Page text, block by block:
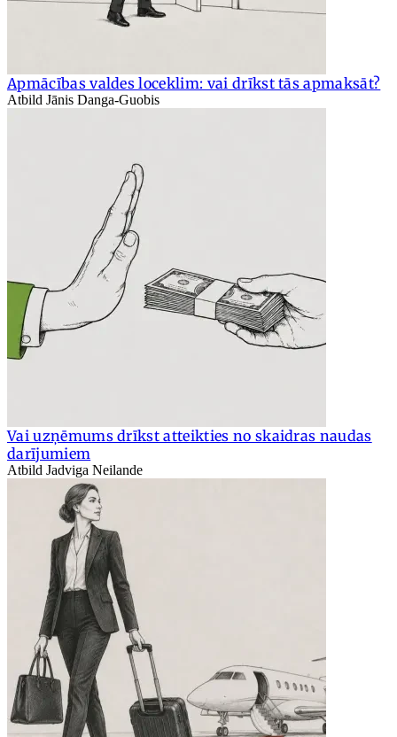
Apmācības valdes loceklim: vai drīkst tās apmaksāt?
Atbild Jānis Danga-Guobis
Vai uzņēmums drīkst atteikties no skaidras naudas
darījumiem
Atbild Jadviga Neilande